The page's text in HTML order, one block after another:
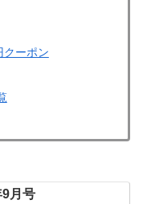
クーポン
月号